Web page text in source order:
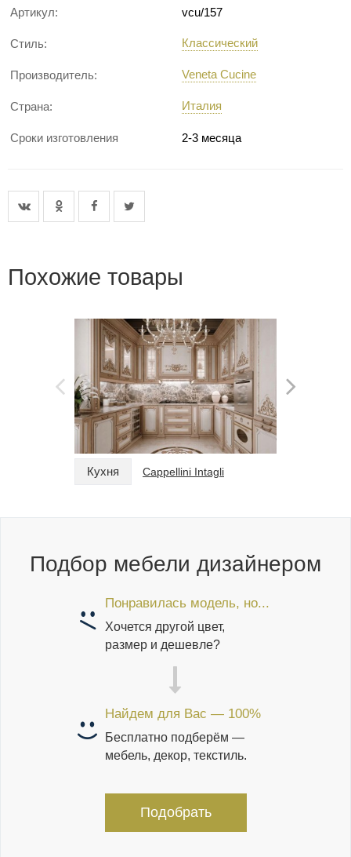
Артикул: vcu/157
Стиль: Классический
Производитель: Veneta Cucine
Страна: Италия
Сроки изготовления 2-3 месяца
Похожие товары
Кухня Cappellini Intagli
Подбор мебели дизайнером
Понравилась модель, но...
Хочется другой цвет,
размер и дешевле?
Найдем для Вас — 100%
Бесплатно подберём —
мебель, декор, текстиль.
Подобрать